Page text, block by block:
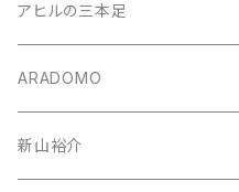
アヒルの三本足
ARADOMO
新山裕介